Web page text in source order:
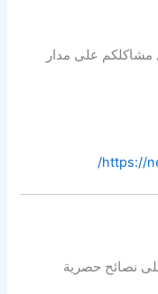
على مدار
https://
نصائح حصرية